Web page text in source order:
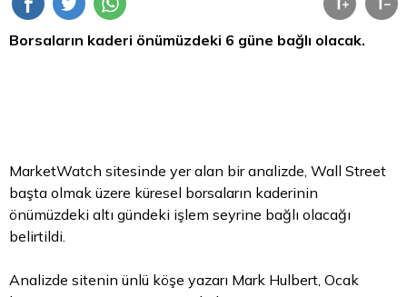
Borsaların kaderi önümüzdeki 6 güne bağlı olacak.
MarketWatch sitesinde yer alan bir analizde, Wall Street
başta olmak üzere küresel borsaların kaderinin
önümüzdeki altı gündeki işlem seyrine bağlı olacağı
belirtildi.
Analizde sitenin ünlü köşe yazarı Mark Hulbert, Ocak